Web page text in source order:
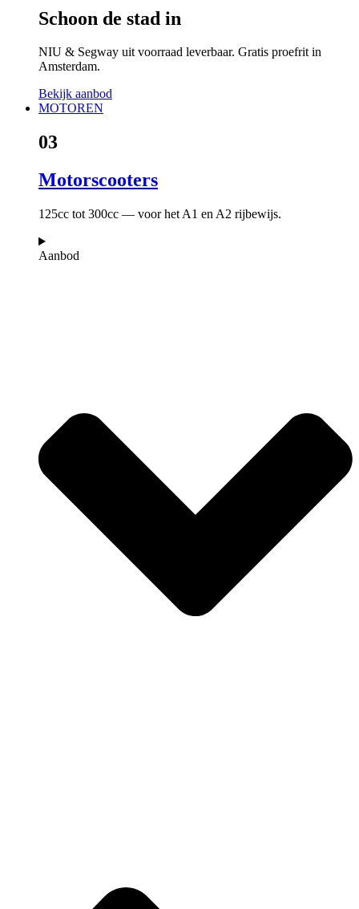
Schoon de stad in
NIU & Segway uit voorraad leverbaar. Gratis proefrit in
Amsterdam.
Bekijk aanbod
MOTOREN
03
Motorscooters
125cc tot 300cc — voor het A1 en A2 rijbewijs.
Aanbod